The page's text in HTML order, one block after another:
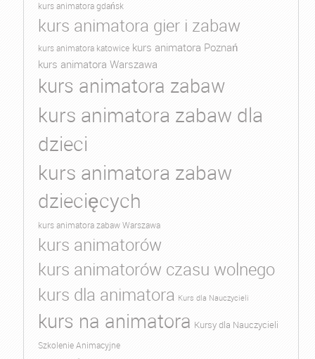
kurs animatora gdańsk
kurs animatora gier i zabaw
kurs animatora katowice kurs animatora Poznań
kurs animatora Warszawa
kurs animatora zabaw
kurs animatora zabaw dla
dzieci
kurs animatora zabaw
dziecięcych
kurs animatora zabaw Warszawa
kurs animatorów
kurs animatorów czasu wolnego
kurs dla animatora Kurs dla Nauczycieli
kurs na animatora Kursy dla Nauczycieli
Szkolenie Animacyjne